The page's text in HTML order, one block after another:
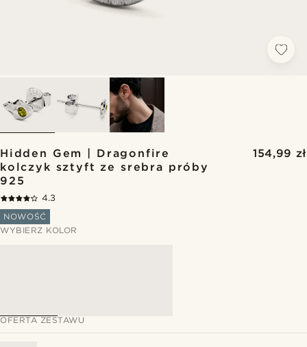
Hidden Gem | Dragonfire
kolczyk sztyft ze srebra próby
925
154,99 zł
4.3
NOWOŚĆ
WYBIERZ KOLOR
OFERTA ZESTAWU